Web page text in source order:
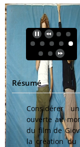
Résumé
Considérer
ouverte au
du film de
la création du